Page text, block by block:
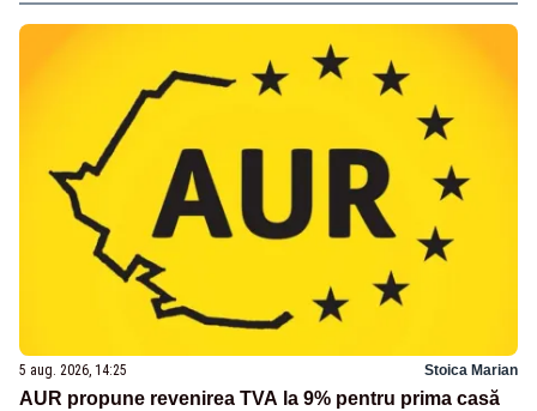
5 aug. 2026, 14:25 Stoica Marian
AUR propune revenirea TVA la 9% pentru prima casă